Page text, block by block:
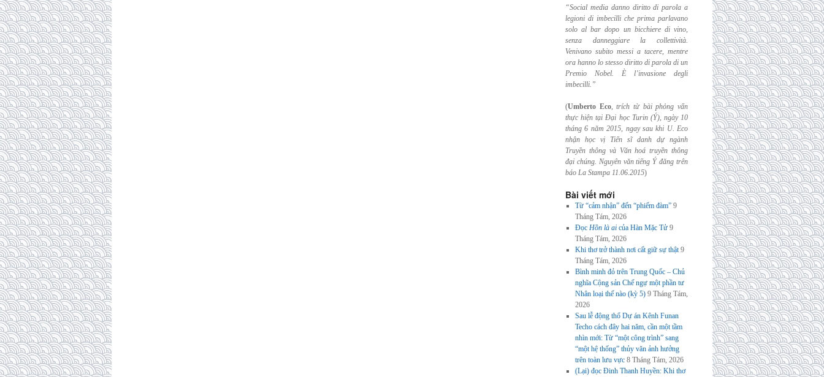
“Social media danno diritto di parola a
legioni di imbecilli che prima parlavano
solo albar dopo un bicchiere di vino,
senza danneggiare la collettività.
Venivano subito messi a tacere, mentre
ora hanno lo stesso diritto di parola di un
Premio Nobel. È l’invasione degli
imbecilli.”
(Umberto Eco,trích từ bài phỏng vấn
thực hiện tại Đại học Turin (Ý), ngày 10
tháng 6 năm 2015, ngay sau khi U. Eco
nhận học vị Tiến sĩ danh dự ngành
Truyền thông và Văn hoá truyền thông
đại chúng. Nguyên văn tiếng Ý đăng trên
báo La Stampa 11.06.2015)
Bài viết mới
Từ “cảm nhận” đến “phiếm đàm” 9
Tháng Tám, 2026
Đọc Hồn là aicủa Hàn Mặc Tử 9
Tháng Tám, 2026
Khi thơ trở thành nơi cất giữ sự thật 9
Tháng Tám, 2026
Bình minh đỏ trên Trung Quốc – Chủ
nghĩa Cộng sản Chế ngự một phần tư
Nhân loại thế nào (kỳ 5) 9 Tháng Tám,
2026
Sau lễ động thổ Dự án Kênh Funan
Techo cách đây hai năm, cần một tầm
nhìn mới: Từ “một công trình” sang
“một hệ thống” thủy văn ảnh hưởng
trên toàn lưu vực 8 Tháng Tám, 2026
(Lại) đọc Đinh Thanh Huyền: Khi thơ